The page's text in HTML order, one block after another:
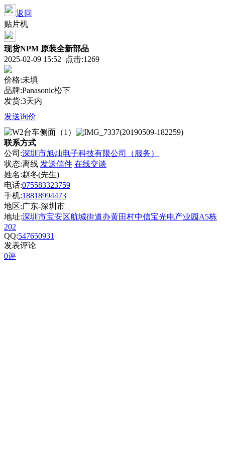
返回
贴片机
现货NPM 原装全新部品
2025-02-09 15:52 点击:1269
价格:未填
品牌:Panasonic松下
发货:3天内
发送询价
联系方式
公司:深圳市旭灿电子科技有限公司（服务）
状态:离线 发送信件 在线交谈
姓名:赵冬(先生)
电话:075583323759
手机:18818994473
地区:广东-深圳市
地址:深圳市宝安区航城街道办黄田村中信宝光电产业园A5栋
202
QQ:547650931
发表评论
0评